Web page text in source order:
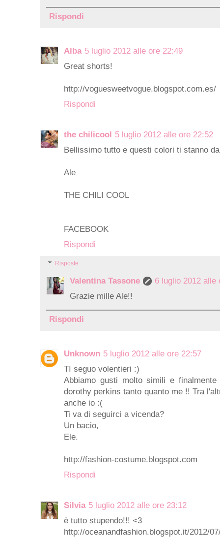
Rispondi
Alba 5 luglio 2012 alle ore 22:49
Great shorts!
http://voguesweetvogue.blogspot.com.es/
Rispondi
the chilicool 5 luglio 2012 alle ore 22:52
Bellissimo tutto e questi colori ti stanno
Ale
THE CHILI COOL
FACEBOOK
Rispondi
Risposte
Valentina Tassone
6 luglio 2012 alle
Grazie mille Ale!!
Rispondi
Unknown 5 luglio 2012 alle ore 22:57
TI seguo volentieri :)
Abbiamo gusti molto simili e
dorothy perkins tanto quanto me !! Tra
anche io :(
Ti va di seguirci a vicenda?
Un bacio,
Ele.
http://fashion-costume.blogspot.com
Rispondi
Silvia 5 luglio 2012 alle ore 23:12
è tutto stupendo!!! <3
http://oceanandfashion.blogspot.it/2012/